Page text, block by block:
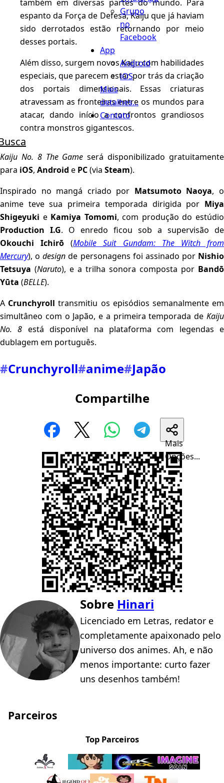
Grupo
no
Facebook
App
Android
iOS
Mais
detalhes...
Contato
também em diversas partes do mundo. Para
espanto da Força de Defesa, Kaiju que já haviam
sido derrotados estão retornando por meio
desses portais.
Além disso, surgem novos Kaiju com habilidades
especiais, que parecem estar por trás da criação
dos portais dimensionais. Essas criaturas
atravessam as fronteiras entre os mundos para
atacar, dando início a confrontos grandiosos
contra monstros gigantescos.
Kaiju No. 8 The Game será disponibilizado gratuitamente
para iOS, Android e PC(via Steam).
Inspirado no mangá criado por Matsumoto Naoya, o
anime teve sua primeira temporada dirigida por Miya
Shigeyuki e Kamiya Tomomi, com produção do estúdio
Production I.G. O enredo ficou sob a supervisão de
Okouchi Ichirō (Mobile Suit Gundam: The Witch from
Mercury), odesign de personagens foi assinado por Nishio
Tetsuya (Naruto), e a trilha sonora composta por Bandō
Yūta (BELLE).
A Crunchyroll transmitiu os episódios semanalmente em
simultâneo com o Japão, e a primeira temporada de Kaiju
No. 8 está disponível na plataforma com legendas e
dublagem em português.
#Crunchyroll#anime#Japão
Compartilhe
Mais
Opções...
Sobre Hinari
Licenciado em Letras, redator e
completamente apaixonado pelo
universo dos animes. Ah, e não
menos importante: curto fazer
uns desenhos também!
Parceiros
Top Parceiros